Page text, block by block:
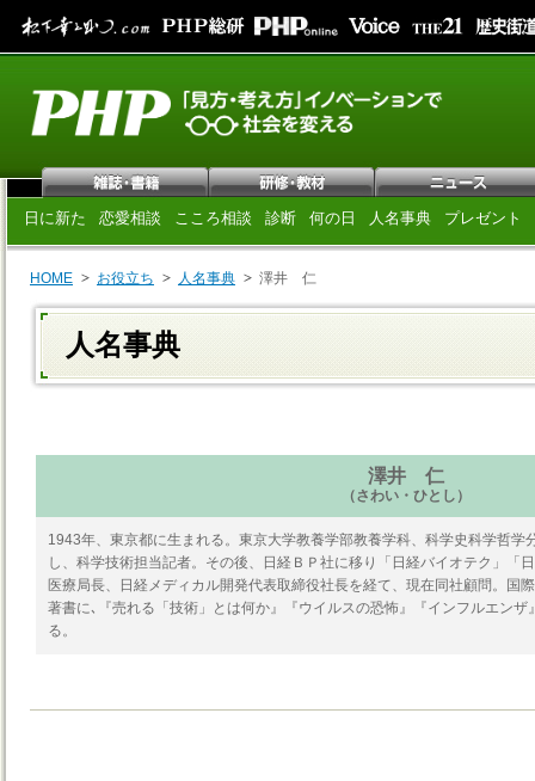
日に新た 恋愛相談 こころ相談 診断 何の日 人名事典 プレゼント
HOME お役立ち 人名事典 澤井 仁
人名事典
澤井 仁
（さわい・ひとし）
1943年、東京都に生まれる。東京大学教養学部教養学科、科学史科学哲学
し、科学技術担当記者。その後、日経ＢＰ社に移り「日経バイオテク」「
医療局長、日経メディカル開発代表取締役社長を経て、現在同社顧問。国
著書に､『売れる「技術」とは何か』『ウイルスの恐怖』『インフルエン
る。